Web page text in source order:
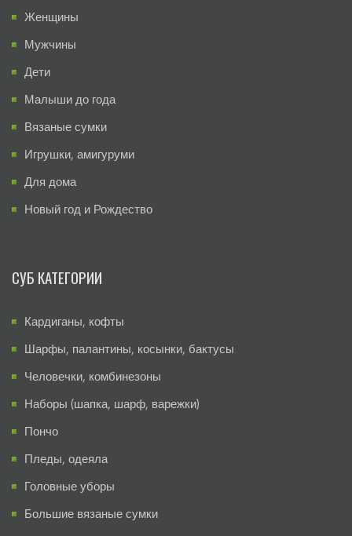
Женщины
Мужчины
Дети
Малыши до года
Вязаные сумки
Игрушки, амигуруми
Для дома
Новый год и Рождество
СУБ КАТЕГОРИИ
Кардиганы, кофты
Шарфы, палантины, косынки, бактусы
Человечки, комбинезоны
Наборы (шапка, шарф, варежки)
Пончо
Пледы, одеяла
Головные уборы
Большие вязаные сумки